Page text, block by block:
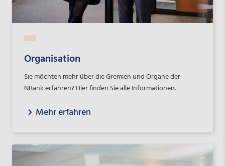
Organisation
Sie möchten mehr über die Gremien und Organe der
NBank erfahren? Hier finden Sie alle Informationen.
Mehr erfahren